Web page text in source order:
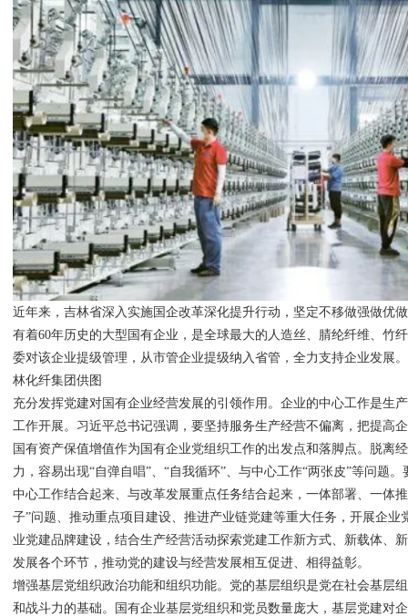
近年来，吉林省深入实施国企改革深化提升行动，坚定不移做强做优
有着60年历史的大型国有企业，是全球最大的人造丝、腈纶纤维、竹
委对该企业提级管理，从市管企业提级纳入省管，全力支持企业发展
林化纤集团供图
充分发挥党建对国有企业经营发展的引领作用。企业的中心工作是生
工作开展。习近平总书记强调，要坚持服务生产经营不偏离，把提高
国有资产保值增值作为国有企业党组织工作的出发点和落脚点。脱离
力，容易出现“自弹自唱”、“自我循环”、与中心工作“两张皮”等问题
中心工作结合起来、与改革发展重点任务结合起来，一体部署、一体
子”问题、推动重点项目建设、推进产业链党建等重大任务，开展企
业党建品牌建设，结合生产经营活动探索党建工作新方式、新载体、
发展各个环节，推动党的建设与经营发展相互促进、相得益彰。
增强基层党组织政治功能和组织功能。党的基层组织是党在社会基层
和战斗力的基础。国有企业基层党组织和党员数量庞大，基层党建对